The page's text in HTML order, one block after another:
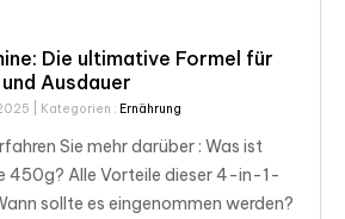
Die ultimative Formel für
Ausdauer
| Kategorien : Ernährung
Sie mehr darüber : Was ist
450g? Alle Vorteile dieser 4-in-1-
sollte es eingenommen werden?